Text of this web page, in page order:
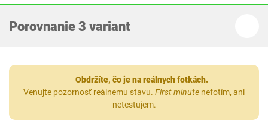
Porovnanie 3 variant
Obdržíte, čo je na reálnych fotkách.
Venujte pozornosť reálnemu stavu. First minute nefotím, ani
netestujem.